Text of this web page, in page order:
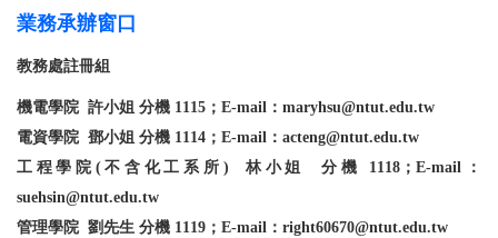
業務承辦窗口
教務處註冊組
機電學院 許小姐 分機 1115；E-mail：maryhsu@ntut.edu.tw
電資學院 鄧小姐 分機 1114；E-mail：acteng@ntut.edu.tw
工程學院(不含化工系所) 林小姐 分機 1118；E-mail：
suehsin@ntut.edu.tw
管理學院 劉先生 分機 1119；E-mail：right60670@ntut.edu.tw